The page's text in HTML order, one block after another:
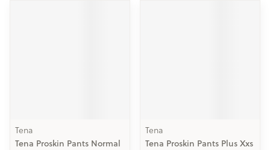
Tena
Tena Proskin Pants Normal
Tena
Tena Proskin Pants Plus Xxs